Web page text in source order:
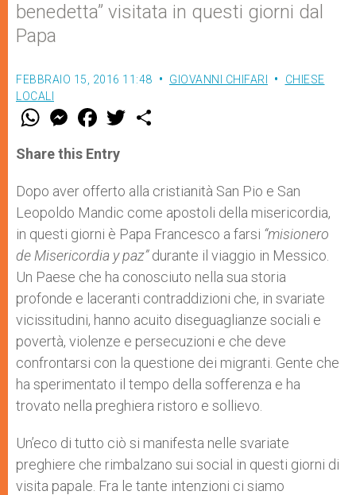
benedetta” visitata in questi giorni dal
Papa
FEBBRAIO 15, 2016 11:48 GIOVANNI CHIFARI
CHIESE
LOCALI
W
t
s
p
p
M
e
s
e
g
e
r
F
a
e
b
o
k
w
r
Share this Entry
Dopo aver offerto alla cristianità San Pio e San
Leopoldo Mandic come apostoli della misericordia,
in questi giorni è Papa Francesco a farsi “misionero
de Misericordia y paz”durante il viaggio in Messico.
Un Paese che ha conosciuto nella sua storia
profonde e laceranti contraddizioni che, in svariate
vicissitudini, hanno acuito diseguaglianze sociali e
povertà, violenze e persecuzioni e che deve
confrontarsi con la questione dei migranti. Gente che
ha sperimentato il tempo della sofferenza e ha
trovato nella preghiera ristoro e sollievo.
Un’eco di tutto ciò si manifesta nelle svariate
preghiere che rimbalzano sui social in questi giorni di
visita papale. Fra le tante intenzioni ci siamo